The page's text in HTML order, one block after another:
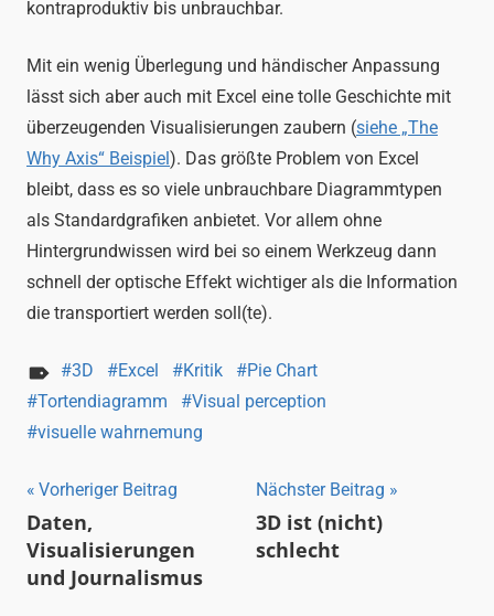
kontraproduktiv bis unbrauchbar.
Mit ein wenig Überlegung und händischer Anpassung
lässt sich aber auch mit Excel eine tolle Geschichte mit
überzeugenden Visualisierungen zaubern (siehe „The
Why Axis“ Beispiel). Das größte Problem von Excel
bleibt, dass es so viele unbrauchbare Diagrammtypen
als Standardgrafiken anbietet. Vor allem ohne
Hintergrundwissen wird bei so einem Werkzeug dann
schnell der optische Effekt wichtiger als die Information
die transportiert werden soll(te).
3D Excel Kritik
Pie Chart
Tortendiagramm
Visual perception
visuelle wahrnemung
Beitragsnavigation
Vorheriger Beitrag
Daten,
Visualisierungen
und Journalismus
Nächster Beitrag
3D ist (nicht)
schlecht